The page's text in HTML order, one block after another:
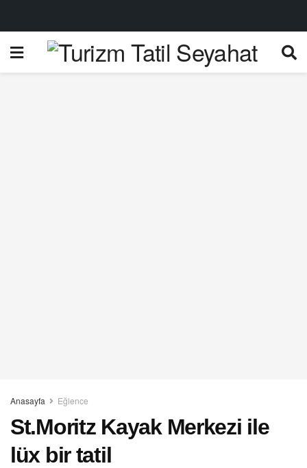
Anasayfa Eğlence
St.Moritz Kayak Merkezi ile
lüx bir tatil